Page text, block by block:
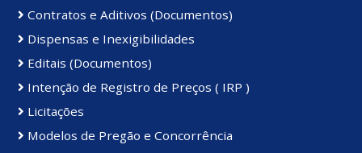
Contratos e Aditivos (Documentos)
Dispensas e Inexigibilidades
Editais (Documentos)
Intenção de Registro de Preços ( IRP )
Licitações
Modelos de Pregão e Concorrência